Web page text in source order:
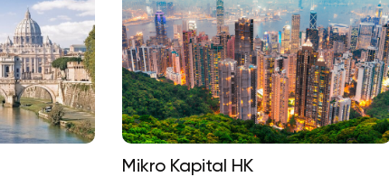
Mikro Kapital HK